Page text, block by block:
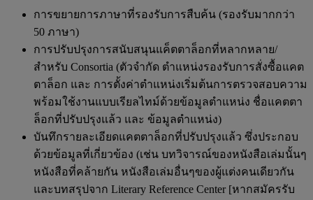
การขยายการภาษาที่รองรับการสืบค้น (รองรับมากกว่า
50 ภาษา)
การปรับปรุงการสนับสนุนแค็ตตาล็อกที่หลากหลาย/
สำหรับ Consortia (ตัวจำกัด ตำแหน่งรองรับการสั่งซื้อแคต
ตาล็อก และ การตั้งค่าตำแหน่งเริ่มต้นการตรวจสอบความ
พร้อมใช้งานแบบเรียลไทม์ด้วยข้อมูลตำแหน่ง ชื่อแคตตา
ล็อกที่ปรับปรุงแล้ว และ ข้อมูลตำแหน่ง)
บันทึกรายละเอียดแคตตาล็อกที่ปรับปรุงแล้ว ซึ่งประกอบ
ด้วยข้อมูลที่เกี่ยวข้อง (เช่น บทวิจารณ์ของหนังสือเล่มนั้นๆ
หนังสือที่คล้ายกัน หนังสือเล่มอื่นๆของผู้แต่งคนเดียวกัน
และบทสรุปจาก Literary Reference Center [หากสมัครรับ